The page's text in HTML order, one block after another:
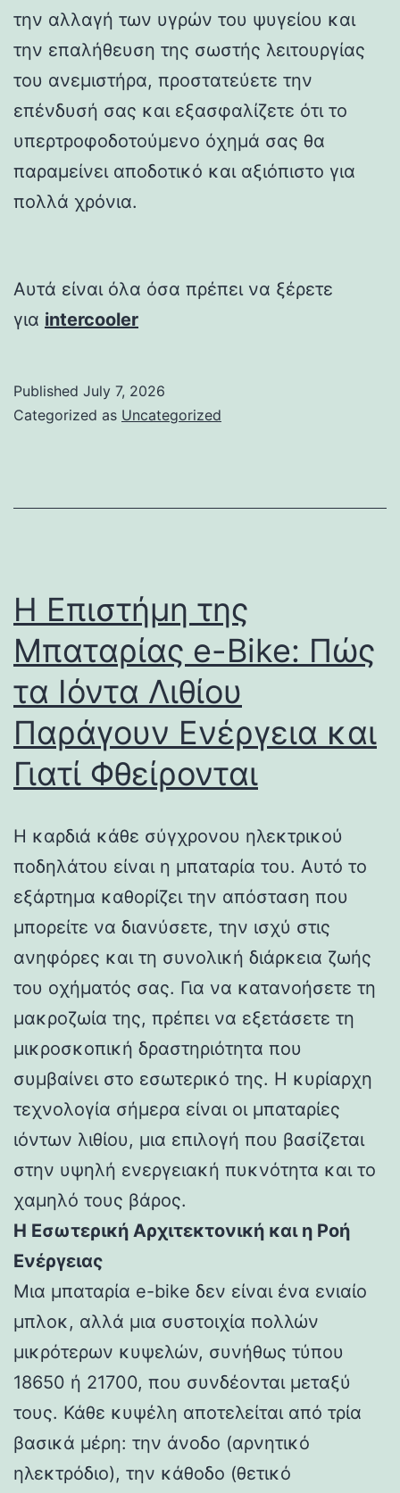
την αλλαγή των υγρών του ψυγείου και
την επαλήθευση της σωστής λειτουργίας
του ανεμιστήρα, προστατεύετε την
επένδυσή σας και εξασφαλίζετε ότι το
υπερτροφοδοτούμενο όχημά σας θα
παραμείνει αποδοτικό και αξιόπιστο για
πολλά χρόνια.
Αυτά είναι όλα όσα πρέπει να ξέρετε
για intercooler
Published July 7, 2026
Categorized as Uncategorized
Η Επιστήμη της
Μπαταρίας e-Bike: Πώς
τα Ιόντα Λιθίου
Παράγουν Ενέργεια και
Γιατί Φθείρονται
Η καρδιά κάθε σύγχρονου ηλεκτρικού
ποδηλάτου είναι η μπαταρία του. Αυτό το
εξάρτημα καθορίζει την απόσταση που
μπορείτε να διανύσετε, την ισχύ στις
ανηφόρες και τη συνολική διάρκεια ζωής
του οχήματός σας. Για να κατανοήσετε τη
μακροζωία της, πρέπει να εξετάσετε τη
μικροσκοπική δραστηριότητα που
συμβαίνει στο εσωτερικό της. Η κυρίαρχη
τεχνολογία σήμερα είναι οι μπαταρίες
ιόντων λιθίου, μια επιλογή που βασίζεται
στην υψηλή ενεργειακή πυκνότητα και το
χαμηλό τους βάρος.
Η Εσωτερική Αρχιτεκτονική και η Ροή
Ενέργειας
Μια μπαταρία e-bike δεν είναι ένα ενιαίο
μπλοκ, αλλά μια συστοιχία πολλών
μικρότερων κυψελών, συνήθως τύπου
18650 ή 21700, που συνδέονται μεταξύ
τους. Κάθε κυψέλη αποτελείται από τρία
βασικά μέρη: την άνοδο (αρνητικό
ηλεκτρόδιο), την κάθοδο (θετικό